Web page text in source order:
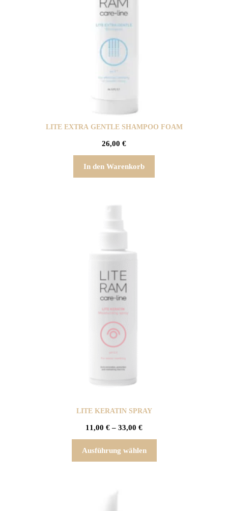
LITE EXTRA GENTLE SHAMPOO FOAM
26,00 €
In den Warenkorb
LITE KERATIN SPRAY
11,00 € – 33,00 €
Ausführung wählen